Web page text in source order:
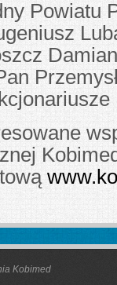
Powiatu
Kobimed